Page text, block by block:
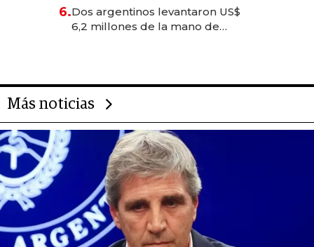
para convertirse en experiencias
transformadoras
6.Dos argentinos levantaron US$
6,2 millones de la mano de
Más noticias